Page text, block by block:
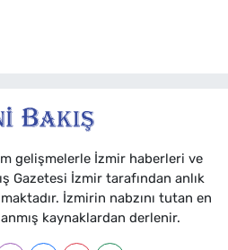
gelişmelerle İzmir haberleri ve
Gazetesi İzmir tarafından anlık
İzmirin nabzını tutan en
kaynaklardan derlenir.